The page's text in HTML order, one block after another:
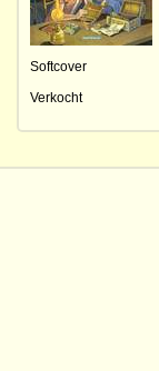
Softcover
Verkocht